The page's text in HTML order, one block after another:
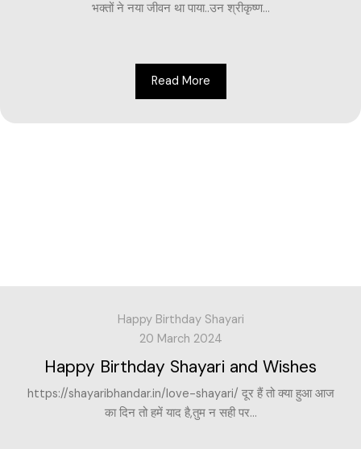
भक्तों ने नया जीवन था पाया..उन श्रीकृष्ण...
Read More
Happy Birthday Shayari
20 March 2024
Happy Birthday Shayari and Wishes
https://shayaribhandar.in/love-shayari/ दूर हैं तो क्या हुआ आज
का दिन तो हमें याद है,तुम न सही पर...